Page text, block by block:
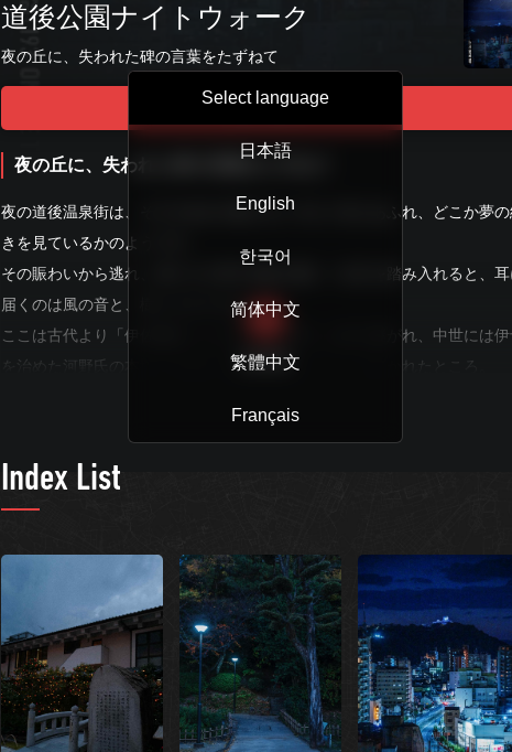
道後公園ナイトウォーク
夜の丘に、失われた碑の言葉をたずねて
Tour Start
夜の丘に、失われた碑の言葉をたずねて
夜の道後温泉街は、そぞろ歩きの旅人をいざなう光にあふれ、どこか夢
きを見ているかのようです。
その賑わいから逃れ、静けさを増す道後公園に一歩足を踏み入れると、
届くのは風の音と、樹々のささやき。
ここは古代より「伊佐爾波（いさにわ）の岡」と語り継がれ、中世には
を治めた河野氏の本拠「湯築城（ゆづきじょう）」が築かれたところ。
昼の公園は桜などの花木も多く、子どもたちの明るい声が響きますが、
静寂につつまれた土塁、水草の眠る堀、うっすらと浮かび上がる丘の稜線
まるで時が止まったような感じに包まれるでしょう。
このガイドは、温泉街の光のもとでは見ることのなかった、物語の扉に
と手を添え、開くように、闇に包まれる道後公園にあなたをいざないま
READ MORE
Index List
Select language
日本語
English
한국어
简体中文
繁體中文
Français